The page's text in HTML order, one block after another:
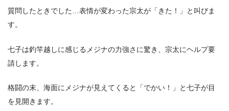
質問したときでした…表情が変わった宗太が「きた！」と叫びま
す。
七子は釣竿越しに感じるメジナの力強さに驚き、宗太にヘルプ要
請します。
格闘の末、海面にメジナが見えてくると「でかい！」と七子が目
を見開きます。